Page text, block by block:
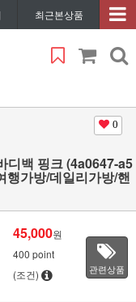
최근본상품
0
디백 핑크 (4a0647-a5
행가방/데일리가방/핸
45,000원
400 point
(조건) 관련상품